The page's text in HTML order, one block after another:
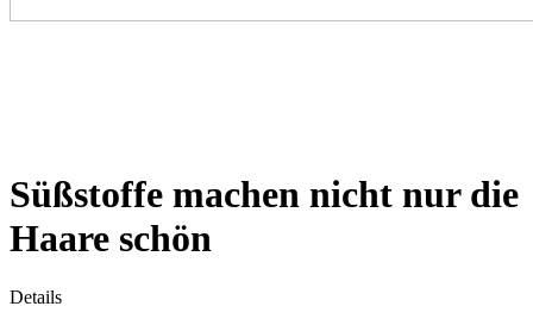
Süßstoffe machen nicht nur die
Haare schön
Details